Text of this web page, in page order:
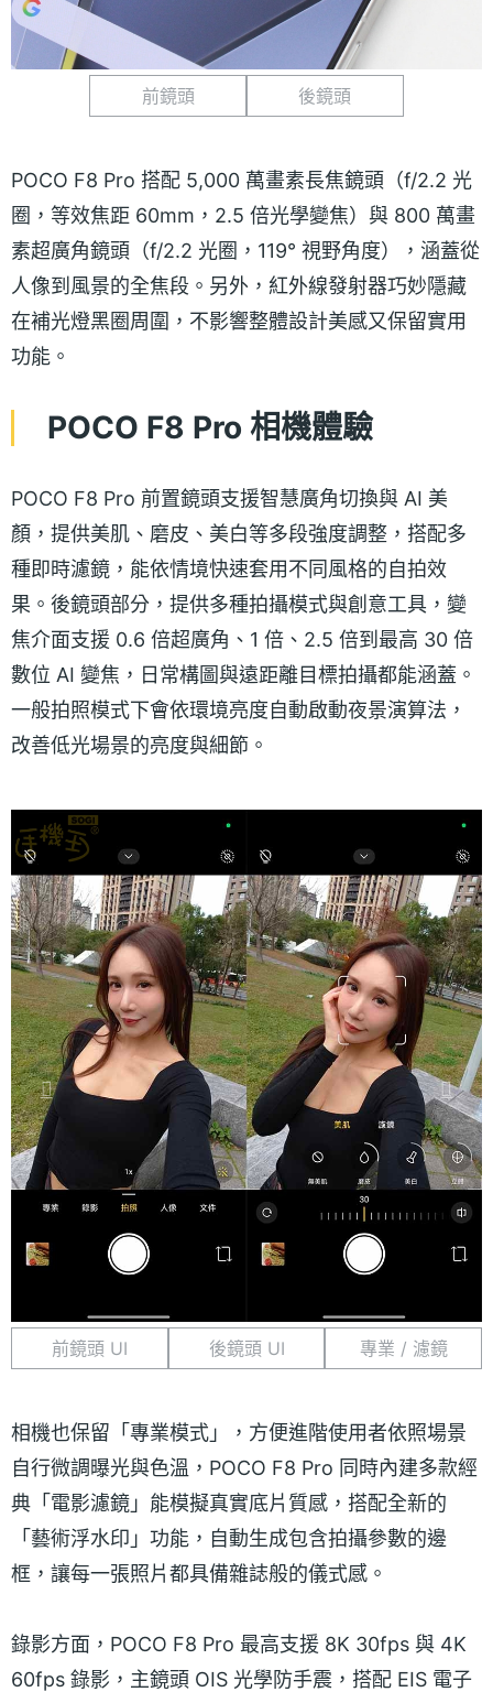
前鏡頭 後鏡頭
POCO F8 Pro 搭配 5,000 萬畫素長焦鏡頭（f/2.2 光
圈，等效焦距 60mm，2.5 倍光學變焦）與 800 萬畫
素超廣角鏡頭（f/2.2 光圈，119° 視野角度），涵蓋從
人像到風景的全焦段。另外，紅外線發射器巧妙隱藏
在補光燈黑圈周圍，不影響整體設計美感又保留實用
功能。
POCO F8 Pro 相機體驗
POCO F8 Pro 前置鏡頭支援智慧廣角切換與 AI 美
顏，提供美肌、磨皮、美白等多段強度調整，搭配多
種即時濾鏡，能依情境快速套用不同風格的自拍效
果。後鏡頭部分，提供多種拍攝模式與創意工具，變
焦介面支援 0.6 倍超廣角、1 倍、2.5 倍到最高 30 倍
數位 AI 變焦，日常構圖與遠距離目標拍攝都能涵蓋。
一般拍照模式下會依環境亮度自動啟動夜景演算法，
改善低光場景的亮度與細節。
前鏡頭 UI 後鏡頭 UI 專業 / 濾鏡
相機也保留「專業模式」，方便進階使用者依照場景
自行微調曝光與色溫，POCO F8 Pro 同時內建多款經
典「電影濾鏡」能模擬真實底片質感，搭配全新的
「藝術浮水印」功能，自動生成包含拍攝參數的邊
框，讓每一張照片都具備雜誌般的儀式感。
錄影方面，POCO F8 Pro 最高支援 8K 30fps 與 4K
60fps 錄影，主鏡頭 OIS 光學防手震，搭配 EIS 電子